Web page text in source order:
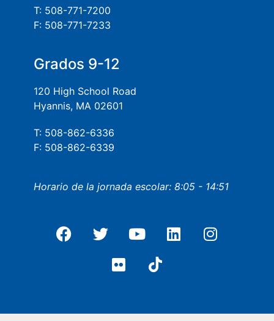
T: 508-771-7200
F: 508-771-7233
Grados 9-12
120 High School Road
Hyannis, MA 02601
T: 508-862-6336
F: 508-862-6339
Horario de la jornada escolar: 8:05 - 14:51